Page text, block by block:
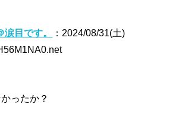
目です。
：2024/08/31(土)
ったか？